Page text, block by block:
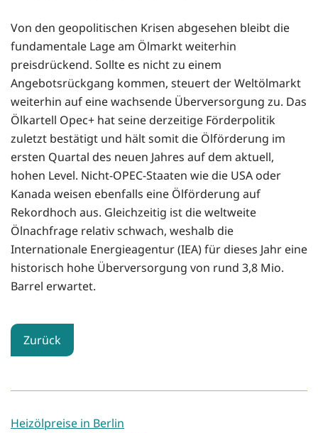
Von den geopolitischen Krisen abgesehen bleibt die
fundamentale Lage am Ölmarkt weiterhin
preisdrückend. Sollte es nicht zu einem
Angebotsrückgang kommen, steuert der Weltölmarkt
weiterhin auf eine wachsende Überversorgung zu. Das
Ölkartell Opec+ hat seine derzeitige Förderpolitik
zuletzt bestätigt und hält somit die Ölförderung im
ersten Quartal des neuen Jahres auf dem aktuell,
hohen Level. Nicht-OPEC-Staaten wie die USA oder
Kanada weisen ebenfalls eine Ölförderung auf
Rekordhoch aus. Gleichzeitig ist die weltweite
Ölnachfrage relativ schwach, weshalb die
Internationale Energieagentur (IEA) für dieses Jahr eine
historisch hohe Überversorgung von rund 3,8 Mio.
Barrel erwartet.
Zurück
Heizölpreise in Berlin